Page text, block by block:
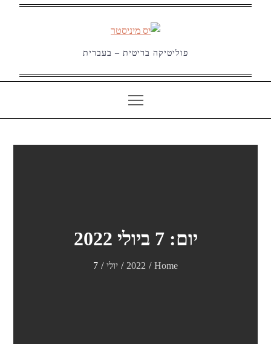
פוליטיקה בריטית – בעברית
יום:7 ביולי 2022
Home
2022 יולי 7